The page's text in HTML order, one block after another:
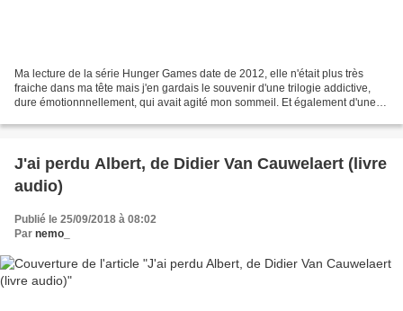
Ma lecture de la série Hunger Games date de 2012, elle n'était plus très
fraiche dans ma tête mais j'en gardais le souvenir d'une trilogie addictive,
dure émotionnnellement, qui avait agité mon sommeil. Et également d'une
J'ai perdu Albert, de Didier Van Cauwelaert (livre
audio)
Publié le 25/09/2018 à 08:02
Par nemo_